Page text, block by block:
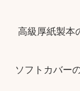
高級厚紙製本
ソフトカバー